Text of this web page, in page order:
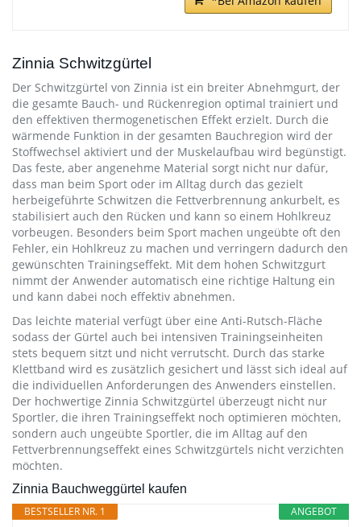
Zinnia Schwitzgürtel
Der Schwitzgürtel von Zinnia ist ein breiter Abnehmgurt, der
die gesamte Bauch- und Rückenregion optimal trainiert und
den effektiven thermogenetischen Effekt erzielt. Durch die
wärmende Funktion in der gesamten Bauchregion wird der
Stoffwechsel aktiviert und der Muskelaufbau wird begünstigt.
Das feste, aber angenehme Material sorgt nicht nur dafür,
dass man beim Sport oder im Alltag durch das gezielt
herbeigeführte Schwitzen die Fettverbrennung ankurbelt, es
stabilisiert auch den Rücken und kann so einem Hohlkreuz
vorbeugen. Besonders beim Sport machen ungeübte oft den
Fehler, ein Hohlkreuz zu machen und verringern dadurch den
gewünschten Trainingseffekt. Mit dem hohen Schwitzgurt
nimmt der Anwender automatisch eine richtige Haltung ein
und kann dabei noch effektiv abnehmen.
Das leichte material verfügt über eine Anti-Rutsch-Fläche
sodass der Gürtel auch bei intensiven Trainingseinheiten
stets bequem sitzt und nicht verrutscht. Durch das starke
Klettband wird es zusätzlich gesichert und lässt sich ideal auf
die individuellen Anforderungen des Anwenders einstellen.
Der hochwertige Zinnia Schwitzgürtel überzeugt nicht nur
Sportler, die ihren Trainingseffekt noch optimieren möchten,
sondern auch ungeübte Sportler, die im Alltag auf den
Fettverbrennungseffekt eines Schwitzgürtels nicht verzichten
möchten.
Zinnia Bauchweggürtel kaufen
ANGEBOT
BESTSELLER NR. 1